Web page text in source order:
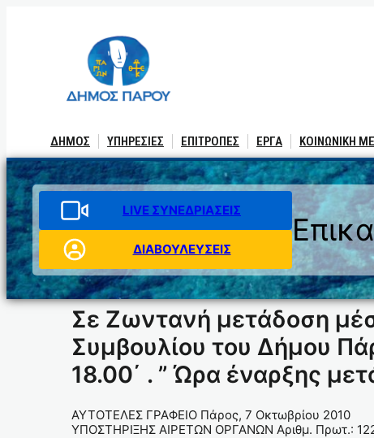
ΔΗΜΟΣ ΥΠΗΡΕΣΙΕΣ ΕΠΙΤΡΟΠΕΣ ΕΡΓΑ ΚΟΙΝΩΝΙΚΗ
LIVE ΣΥΝΕΔΡΙΑΣΕΙΣ
ΔΙΑΒΟΥΛΕΥΣΕΙΣ
Σε Ζωντανή μετάδοση
Συμβουλίου του Δήμου
18.00΄ . ” Ώρα έναρξης
ΑΥΤΟΤΕΛΕΣ ΓΡΑΦΕΙΟ Πάρος, 7 Οκτωβρίου 2010
ΥΠΟΣΤΗΡΙΞΗΣ ΑΙΡΕΤΩΝ ΟΡΓΑΝΩΝ Αριθμ. Πρωτ.: